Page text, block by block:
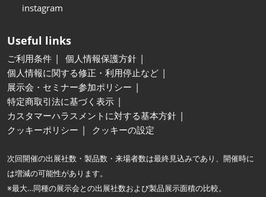
instagram
Useful links
ご利用条件
個人情報保護方針
個人情報に関する修正・利用停止など
展示会・セミナー参加ポリシー
特定商取引法に基づく表示
カスタマーハラスメントに対する基本方針
クッキーポリシー
クッキーの設定
次回開催の出展社数・製品数・来場者数は最終見込みであり、開催時に
は増減の可能性があります。
※最大…同種の展示会との出展社数および製品展示面積の比較。